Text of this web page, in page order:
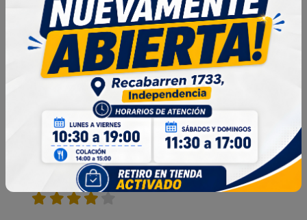
26 Reseñas
Ordenar por: Más recientes
Irene Holmgren en 2026-05-09 15:32